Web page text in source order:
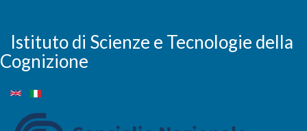
main
content
Istituto di Scienze e Tecnologie della
Cognizione